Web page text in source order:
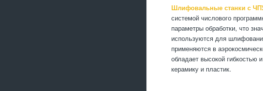
Шлифовальные станки с
системой числового
параметры обработки, что
используются для
применяются в
обладает высокой
керамику и пластик.